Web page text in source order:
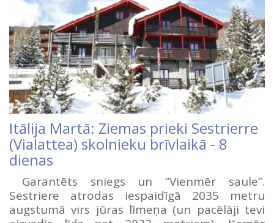
Itālija Martā: Ziemas prieki Sestrierre
(Vialattea) skolnieku brīvlaikā - 8
dienas
Garantēts sniegs un “Vienmēr saule”.
Sestriere atrodas iespaidīgā 2035 metru
augstumā virs jūras līmeņa (un pacēlāji tevi